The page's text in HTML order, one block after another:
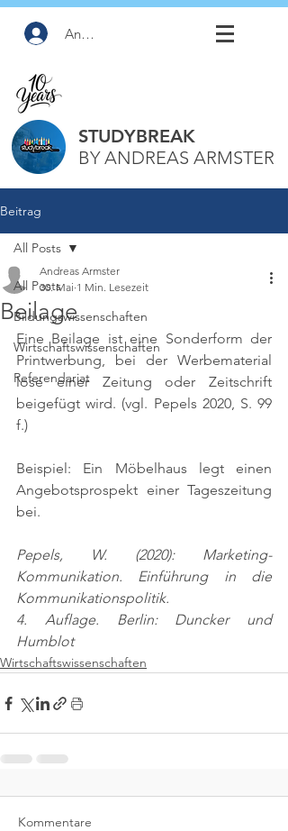
Anmelden
STUDYBREAK
BY ANDREAS ARMSTER
Beitrag
All Posts
Bildungswissenschaften
Wirtschaftswissenschaften
Referendariat
All Posts
Beilage
Andreas Armster
30. Mai 1 Min. Lesezeit
Eine Beilage ist eine Sonderform der
Printwerbung, bei der Werbematerial
lose einer Zeitung oder Zeitschrift
beigefügt wird. (vgl. Pepels 2020, S. 99
f.)
Beispiel: Ein Möbelhaus legt einen
Angebotsprospekt einer Tageszeitung
bei.
Pepels, W. (2020): Marketing-
Kommunikation. Einführung in die
Kommunikationspolitik.
4. Auflage. Berlin: Duncker und
Humblot
Wirtschaftswissenschaften
Kommentare